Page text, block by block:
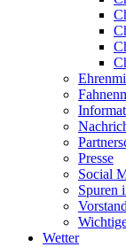
Presse
Social
Spuren
Wetter